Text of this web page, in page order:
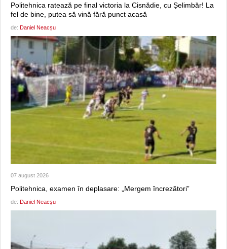
Politehnica ratează pe final victoria la Cisnădie, cu Șelimbăr! La
fel de bine, putea să vină fără punct acasă
de: Daniel Neacșu
07 august 2026
Politehnica, examen în deplasare: „Mergem încrezători”
de: Daniel Neacșu